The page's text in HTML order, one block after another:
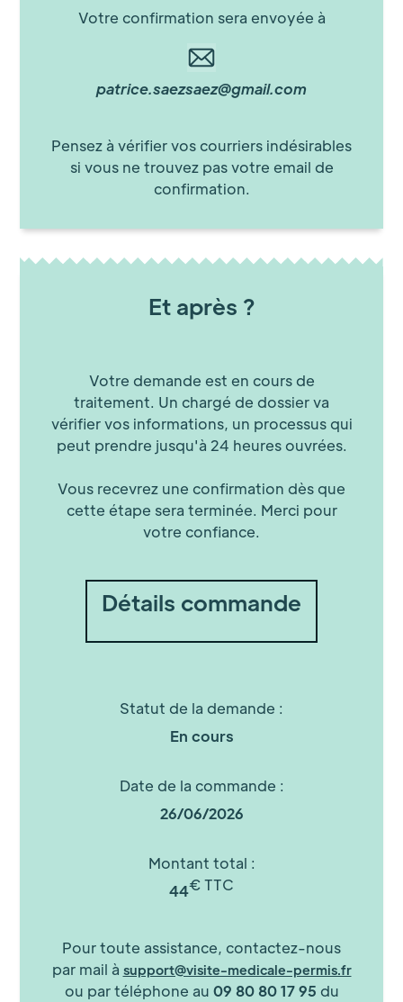
Votre confirmation sera envoyée à
patrice.saezsaez@gmail.com
Pensez à vérifier vos courriers indésirables
si vous ne trouvez pas votre email de
confirmation.
Et après ?
Votre demande est en cours de
traitement. Un chargé de dossier va
vérifier vos informations, un processus qui
peut prendre jusqu'à 24 heures ouvrées.
Vous recevrez une confirmation dès que
cette étape sera terminée. Merci pour
votre confiance.
Détails commande
Statut de la demande :
En cours
Date de la commande :
26/06/2026
Montant total :
44€ TTC
Pour toute assistance, contactez-nous
par mail à support@visite-medicale-permis.fr
ou par téléphone au 09 80 80 17 95 du